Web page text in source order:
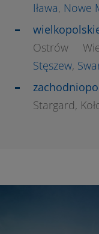
Iława, Nowe
Ostrów
Stęszew,
Stargard,